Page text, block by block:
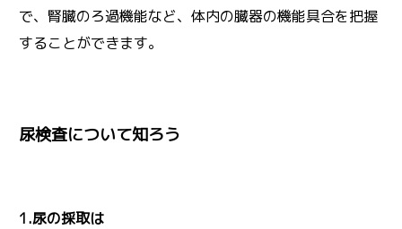
で、腎臓のろ過機能など、体内の臓器の機能具合を把握
することができます。
尿検査について知ろう
1.尿の採取は